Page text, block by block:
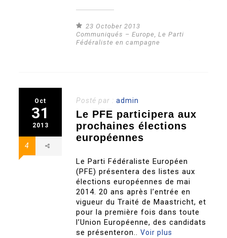
23 October 2013
Communiqués – Europe,Le Parti
Fédéraliste en campagne
Oct
31
2013
4
Posté par :admin
Le PFE participera aux
prochaines élections
européennes
Le Parti Fédéraliste Européen
(PFE) présentera des listes aux
élections européennes de mai
2014. 20 ans après l’entrée en
vigueur du Traité de Maastricht, et
pour la première fois dans toute
l’Union Européenne, des candidats
se présenteron..Voir plus